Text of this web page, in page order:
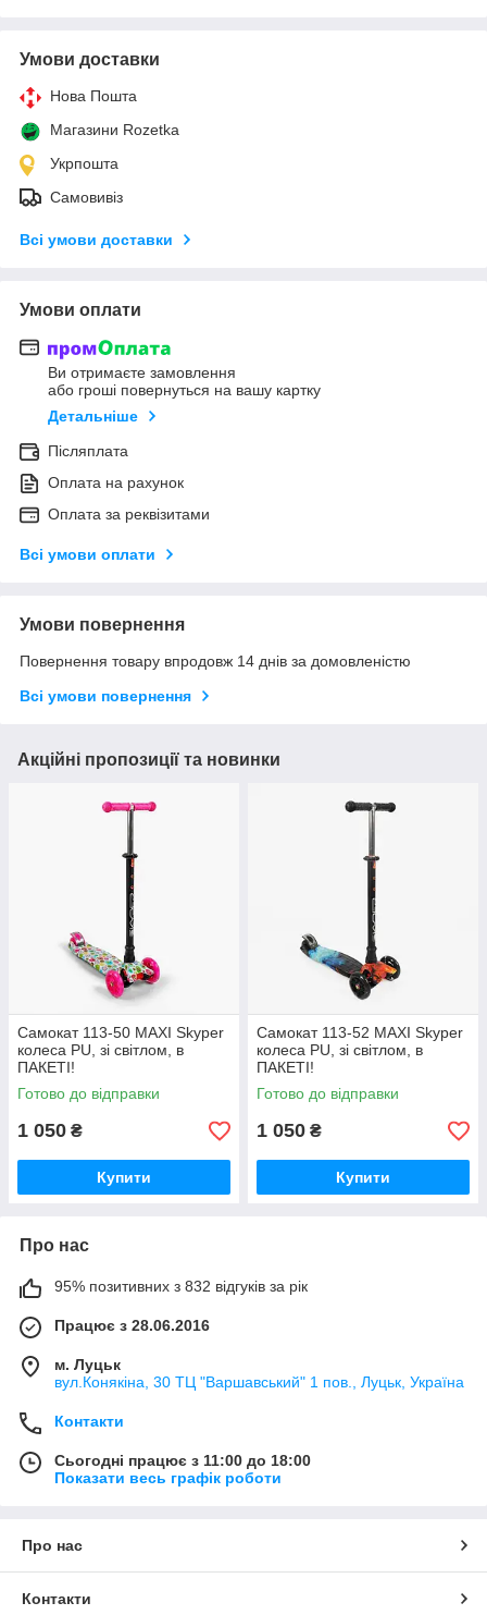
Умови доставки
Нова Пошта
Магазини Rozetka
Укрпошта
Самовивіз
Всі умови доставки
Умови оплати
Ви отримаєте замовлення
або гроші повернуться на вашу картку
Детальніше
Післяплата
Оплата на рахунок
Оплата за реквізитами
Всі умови оплати
Умови повернення
Повернення товару впродовж 14 днів за домовленістю
Всі умови повернення
Акційні пропозиції та новинки
Самокат 113-50 MAXI Skyper
колеса PU, зі світлом, в
ПАКЕТІ!
Готово до відправки
1 050 ₴
Купити
Самокат 113-52 MAXI Skyper
колеса PU, зі світлом, в
ПАКЕТІ!
Готово до відправки
1 050 ₴
Купити
Про нас
95% позитивних з 832 відгуків за рік
Працює з 28.06.2016
м. Луцьк
вул.Конякіна, 30 ТЦ "Варшавський" 1 пов., Луцьк, Україна
Контакти
Сьогодні працює з 11:00 до 18:00
Показати весь графік роботи
Про нас
Контакти